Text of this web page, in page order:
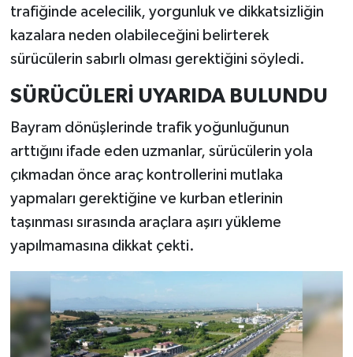
trafiğinde acelecilik, yorgunluk ve dikkatsizliğin
kazalara neden olabileceğini belirterek
sürücülerin sabırlı olması gerektiğini söyledi.
SÜRÜCÜLERİ UYARIDA BULUNDU
Bayram dönüşlerinde trafik yoğunluğunun
arttığını ifade eden uzmanlar, sürücülerin yola
çıkmadan önce araç kontrollerini mutlaka
yapmaları gerektiğine ve kurban etlerinin
taşınması sırasında araçlara aşırı yükleme
yapılmamasına dikkat çekti.